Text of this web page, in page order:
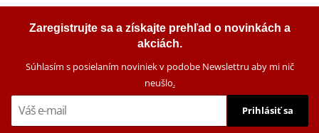
Zaregistrujte sa a získajte prehľad o novinkách a
akciách.
Súhlasím s posielaním noviniek v podobe Newslettru aby mi nič
neušlo.
Prihlásiť sa